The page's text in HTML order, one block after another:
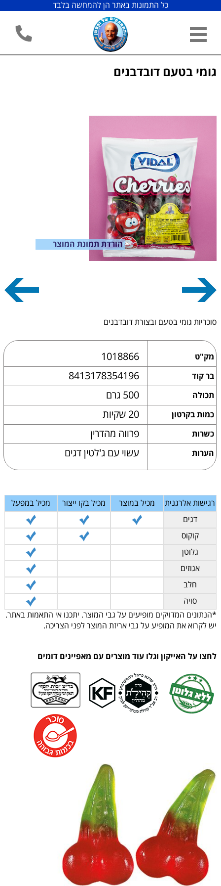
כל התמונות באתר הן להמחשה בלבד
גומי בטעם דובדבנים
הורדת תמונת המוצר
סוכריות גומי בטעם ובצורת דובדבנים
מק"ט 1018866
בר קוד 8413178354196
תכולה 500 גרם
כמות בקרטון 20 שקיות
כשרות פרווה מהדרין
הערות עשוי עם ג'לטין דגים
רגישות אלרגנית מכיל במוצר מכיל בקו ייצור
מכיל במפעל
דגים
קוקוס
גלוטן
אגוזים
חלב
סויה
*הנתונים המדויקים מופיעים על גבי המוצר. יתכנו אי התאמות באתר.
יש לקרוא את המופיע על גבי אריזת המוצר לפני הצריכה.
לחצו על האייקון וגלו עוד מוצרים עם מאפיינים דומים